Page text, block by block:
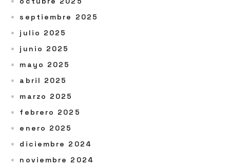
septiembre 2025
julio 2025
junio 2025
mayo 2025
abril 2025
marzo 2025
febrero 2025
enero 2025
diciembre 2024
noviembre 2024